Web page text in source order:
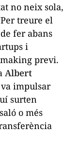
no neix sola,
treure el
fer abans
i
previ.
Albert
impulsar
surten
o més